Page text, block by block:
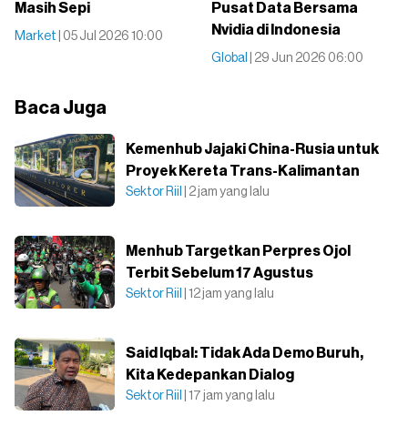
Masih Sepi
Market | 05 Jul 2026 10:00
Pusat Data Bersama
Nvidia di Indonesia
Global | 29 Jun 2026 06:00
Baca Juga
Kemenhub Jajaki China-Rusia untuk
Proyek Kereta Trans-Kalimantan
Sektor Riil | 2 jam yang lalu
Menhub Targetkan Perpres Ojol
Terbit Sebelum 17 Agustus
Sektor Riil | 12 jam yang lalu
Said Iqbal: Tidak Ada Demo Buruh,
Kita Kedepankan Dialog
Sektor Riil | 17 jam yang lalu